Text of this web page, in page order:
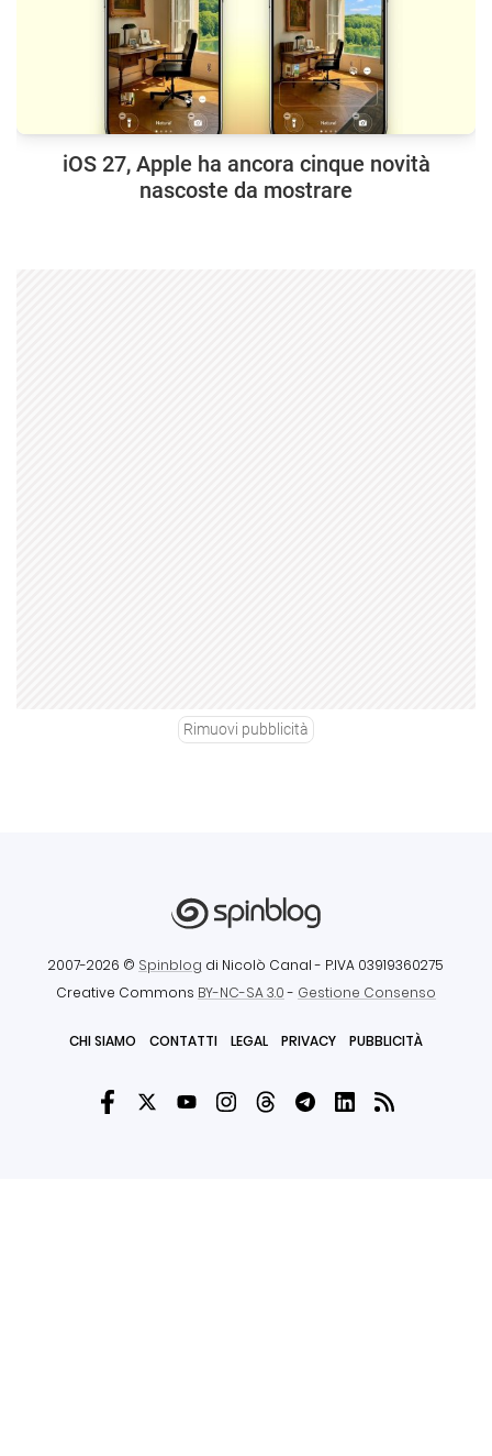
iOS 27, Apple ha ancora cinque novità
nascoste da mostrare
Rimuovi pubblicità
2007-2026 © Spinblog di Nicolò Canal - P.IVA 03919360275
Creative Commons BY-NC-SA 3.0- Gestione Consenso
CHI SIAMO CONTATTI LEGAL PRIVACY PUBBLICITÀ